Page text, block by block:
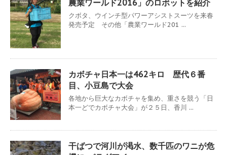
農業ワールド2016」のロボットを紹介
クボタ、ウインチ型パワーアシストスーツを来春
発売予定 その他「農業ワールド201 ...
カボチャ日本一は462キロ 歴代６番
目、小豆島で大会
各地から巨大なカボチャを集め、重さを競う「日
本一どでカボチャ大会」が２５日、香川 ...
干ばつで河川が渇水、数千匹のワニが危